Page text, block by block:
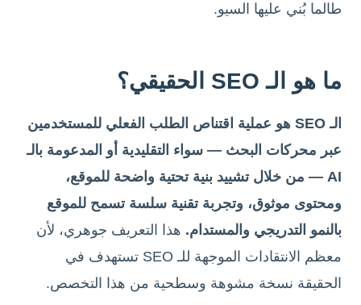
طالما بُني عليها السيو.
ما هو الـ SEO الحقيقي؟
الـ SEO هو عملية اقتناص الطلب الفعلي للمستخدمين
عبر محركات البحث — سواء التقليدية أو المدعومة بالـ
AI — من خلال تشييد بنية تحتية واضحة للموقع،
ومحتوى موثوق، وتجربة تقنية سلسة تسمح للموقع
بالنمو التدريجي والمستدام. هذا التعريف جوهري، لأن
معظم الانتقادات الموجهة للـ SEO تستهدف في
الحقيقة نسخة مشوهة وسطحية من هذا التخصص.